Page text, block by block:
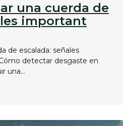
una cuerda de
important
de escalada: señales
detectar desgaste en
una...